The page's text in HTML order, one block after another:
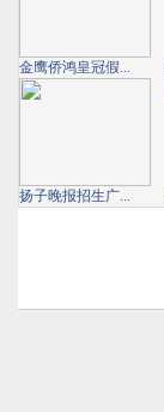
金鹰侨鸿皇冠假...
扬子晚报招生广...